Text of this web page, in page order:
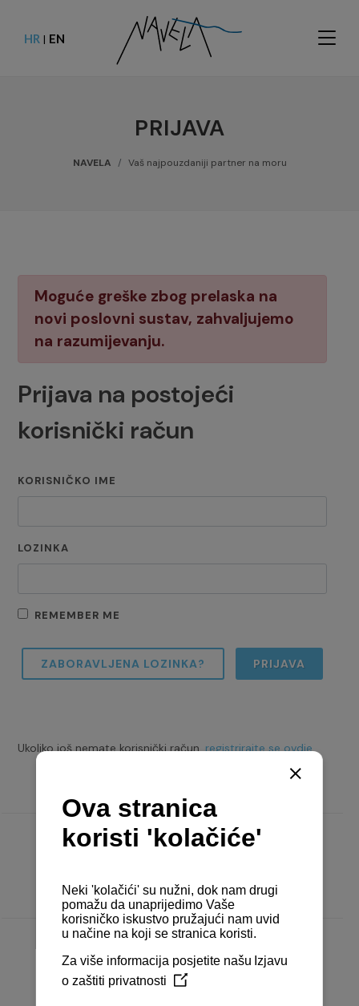
HR | EN
PRIJAVA
NAVELA Vaš najpouzdaniji partner na moru
Moguće greške zbog prelaska na
novi poslovni sustav, zahvaljujemo
na razumijevanju.
Prijava na postojeći
korisnički račun
KORISNIČKO IME
LOZINKA
REMEMBER ME
ZABORAVLJENA LOZINKA? PRIJAVA
Ukoliko još nemate korisnički račun,registrirajte se ovdje.